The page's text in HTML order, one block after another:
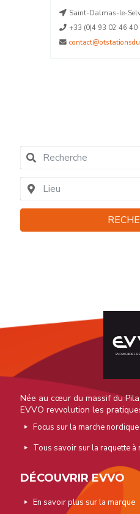
Saint-Dalmas-le-
+33 (0)4 93 02 46 40
Née au cœur du massif du
EVVO revvolution les
Focus sur la marche
Tous savoir sur la raquette à
DÉCOUVRIR EVVO
En savoir plus sur la marque